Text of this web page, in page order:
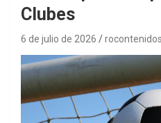
Clubes
6 de julio de 2026 rocontenidos